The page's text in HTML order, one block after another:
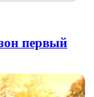
первый